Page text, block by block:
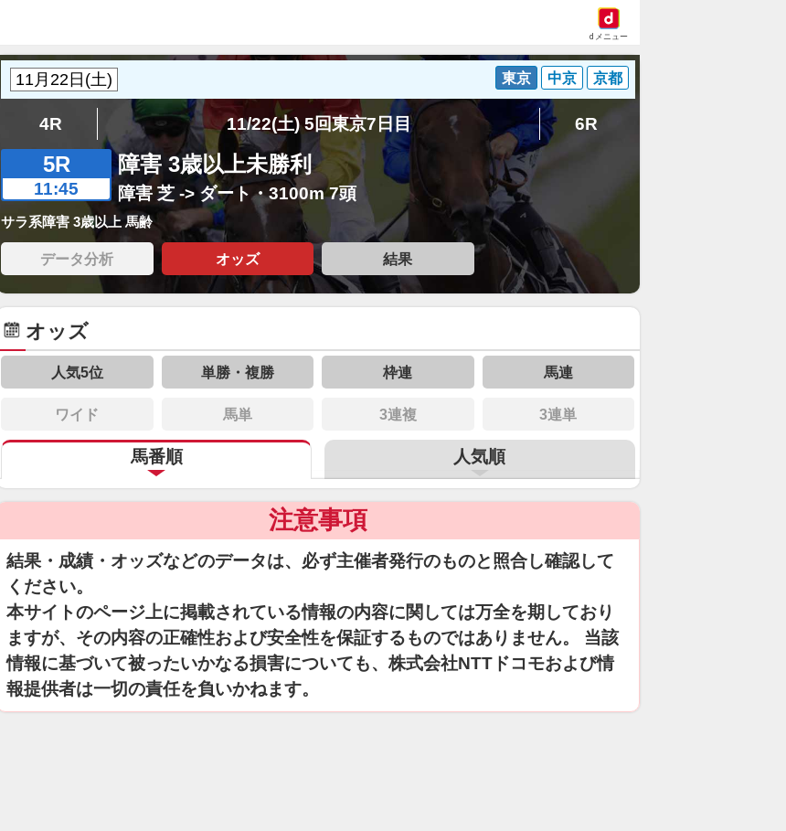
dメニュー
東京 中京 京都
4R 11/22(土) 5回東京7日目 6R
5R
11:45
障害 3歳以上未勝利
障害 芝 -> ダート・3100m 7頭
サラ系障害 3歳以上 馬齢
データ分析 オッズ 結果
オッズ
人気5位 単勝・複勝 枠連 馬連
ワイド 馬単 3連複 3連単
馬番順 人気順
注意事項
結果・成績・オッズなどのデータは、必ず主催者発行のものと照合し確認して
ください。
本サイトのページ上に掲載されている情報の内容に関しては万全を期しており
ますが、その内容の正確性および安全性を保証するものではありません。 当該
情報に基づいて被ったいかなる損害についても、株式会社NTTドコモおよび情
報提供者は一切の責任を負いかねます。